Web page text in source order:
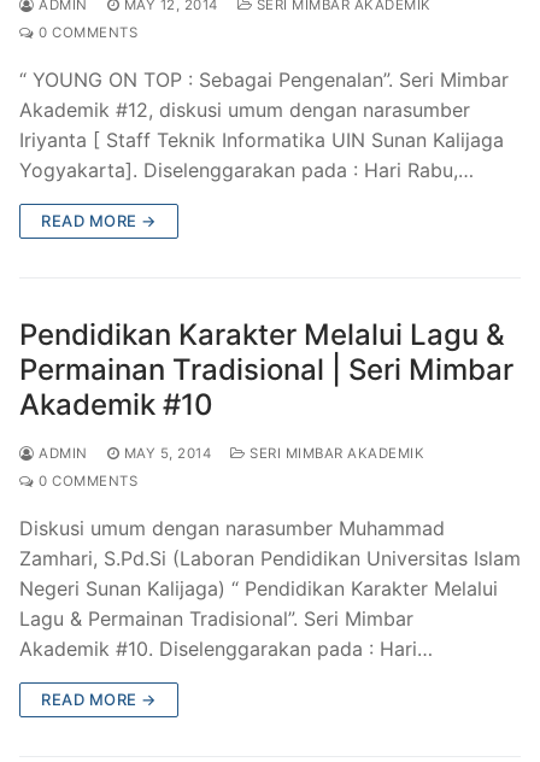
ADMIN MAY 12, 2014
SERI MIMBAR AKADEMIK
0 COMMENTS
“ YOUNG ON TOP : Sebagai Pengenalan”. Seri Mimbar
Akademik #12, diskusi umum dengan narasumber
Iriyanta [ Staff Teknik Informatika UIN Sunan Kalijaga
Yogyakarta]. Diselenggarakan pada : Hari Rabu,…
READ MORE →
Pendidikan Karakter Melalui Lagu &
Permainan Tradisional | Seri Mimbar
Akademik #10
ADMIN MAY 5, 2014
SERI MIMBAR AKADEMIK
0 COMMENTS
Diskusi umum dengan narasumber Muhammad
Zamhari, S.Pd.Si (Laboran Pendidikan Universitas Islam
Negeri Sunan Kalijaga) “ Pendidikan Karakter Melalui
Lagu & Permainan Tradisional”. Seri Mimbar
Akademik #10. Diselenggarakan pada : Hari…
READ MORE →